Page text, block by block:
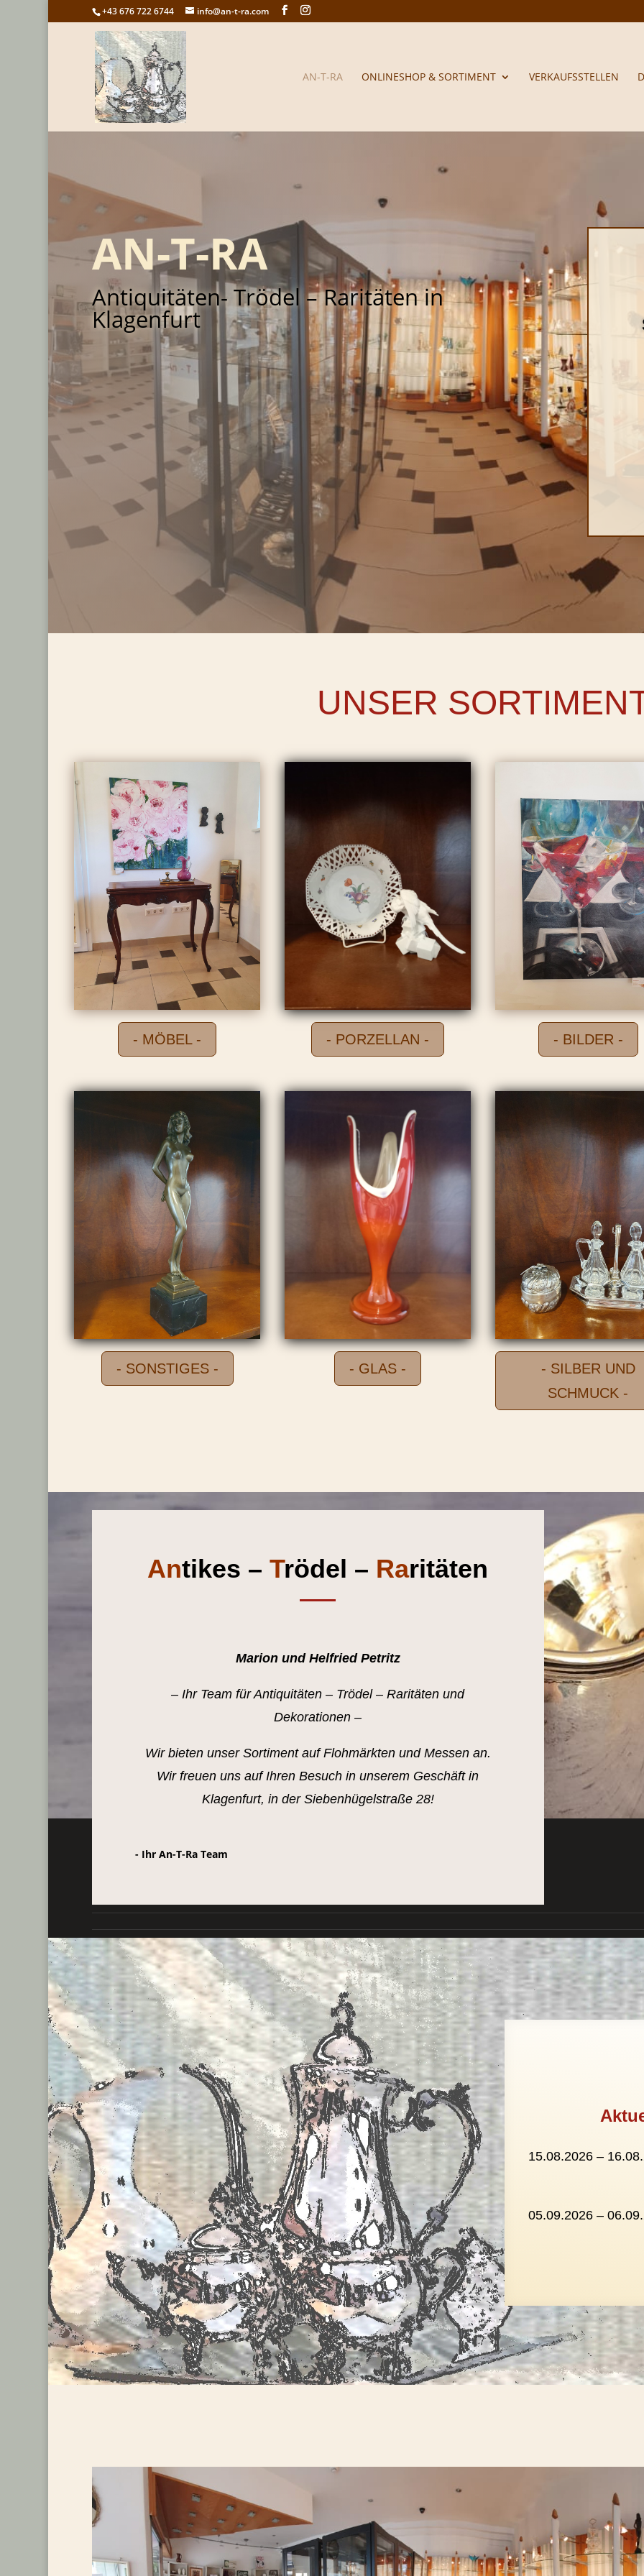
+43 676 722 6744 info@an-t-ra.com
AN-T-RA ONLINESHOP & SORTIMENT VERKAUFSSTELLEN
AN-T-RA
Antiquitäten- Trödel – Raritäten in
Klagenfurt
UNSER
- MÖBEL - - PORZELLAN - - BILDER -
- SONSTIGES - - GLAS -
- SILBER UND
SCHMUCK -
Antikes –Trödel – Raritäten
Marion und Helfried Petritz
– Ihr Team für Antiquitäten – Trödel – Raritäten und
Dekorationen –
Wir bieten unser Sortiment auf Flohmärkten und Messen an.
Wir freuen uns auf Ihren Besuch in unserem Geschäft in
Klagenfurt, in der Siebenhügelstraße 28!
- Ihr An-T-Ra Team
15.08.2026 –
05.09.2026 –